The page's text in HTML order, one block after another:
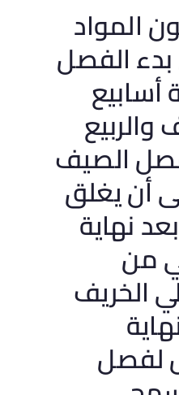
المواد
بدء الفصل
أسابيع
الصيف
أن يغلق
نهاية
من
الخريف
لفصل